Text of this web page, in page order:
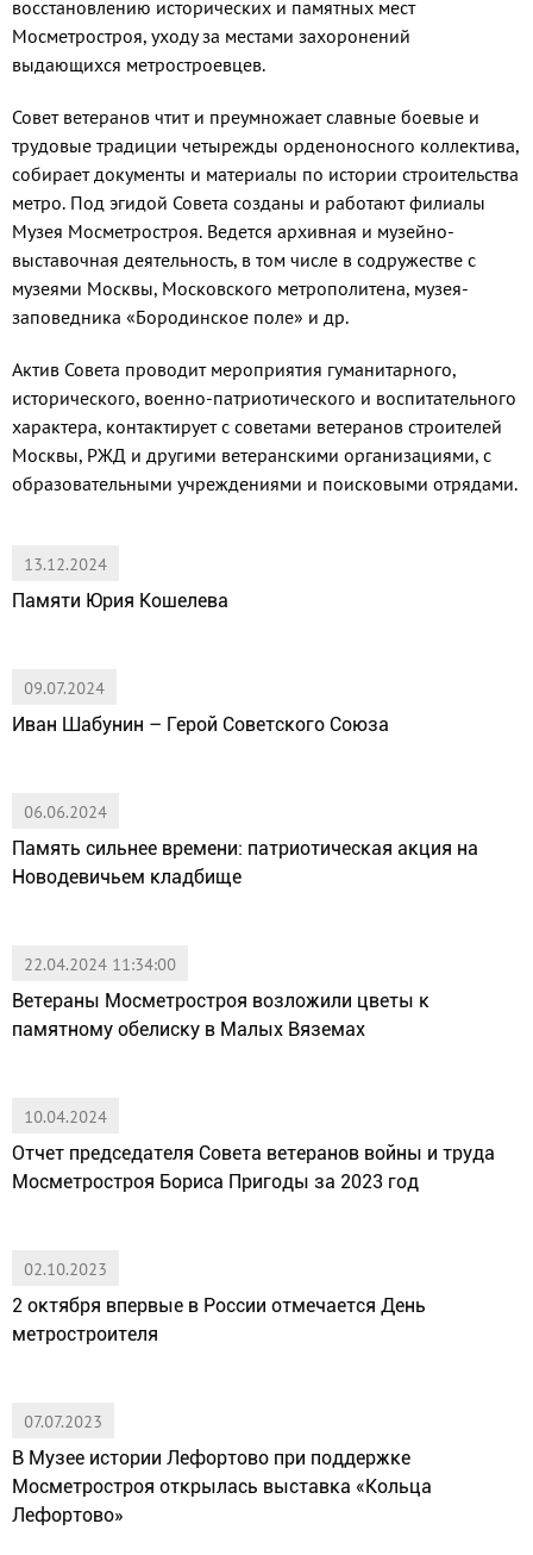
восстановлению исторических и памятных мест
Мосметростроя, уходу за местами захоронений
выдающихся метростроевцев.
Совет ветеранов чтит и преумножает славные боевые и
трудовые традиции четырежды орденоносного коллектива,
собирает документы и материалы по истории строительства
метро. Под эгидой Совета созданы и работают филиалы
Музея Мосметростроя. Ведется архивная и музейно-
выставочная деятельность, в том числе в содружестве с
музеями Москвы, Московского метрополитена, музея-
заповедника «Бородинское поле» и др.
Актив Совета проводит мероприятия гуманитарного,
исторического, военно-патриотического и воспитательного
характера, контактирует с советами ветеранов строителей
Москвы, РЖД и другими ветеранскими организациями, с
образовательными учреждениями и поисковыми отрядами.
13.12.2024
Памяти Юрия Кошелева
09.07.2024
Иван Шабунин – Герой Советского Союза
06.06.2024
Память сильнее времени: патриотическая акция на
Новодевичьем кладбище
22.04.2024 11:34:00
Ветераны Мосметростроя возложили цветы к
памятному обелиску в Малых Вяземах
10.04.2024
Отчет председателя Совета ветеранов войны и труда
Мосметростроя Бориса Пригоды за 2023 год
02.10.2023
2 октября впервые в России отмечается День
метростроителя
07.07.2023
В Музее истории Лефортово при поддержке
Мосметростроя открылась выставка «Кольца
Лефортово»